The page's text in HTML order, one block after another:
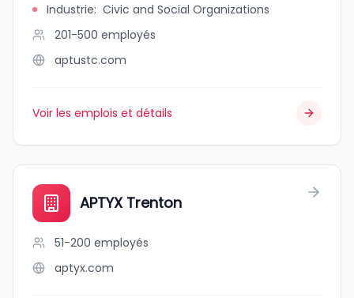
Industrie: Civic and Social Organizations
201-500 employés
aptustc.com
Voir les emplois et détails
APTYX Trenton
51-200 employés
aptyx.com